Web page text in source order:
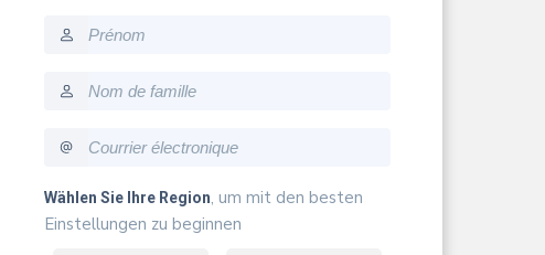
firstname
lastname
email
Wählen Sie Ihre Region, um mit den besten
Einstellungen zu beginnen